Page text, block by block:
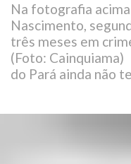
Na fotografia
Nascimento,
três meses em
(Foto:
do Pará ainda não